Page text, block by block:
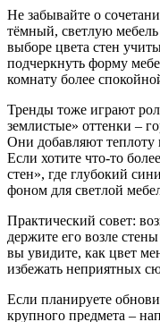
Не забывайте о
тёмный, светлую
выборе цвета стен
подчеркнуть форму
комнату более
Тренды тоже играют
землистые» оттенки –
Они добавляют теплоту
Если хотите что‑то
стен», где глубокий
фоном для светлой
Практический совет:
держите его возле
вы увидите, как цвет
избежать неприятных
Если планируете
крупного предмета –